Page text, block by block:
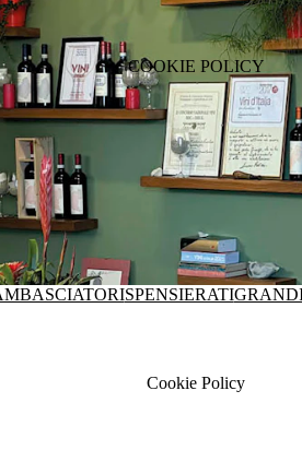
COOKIE POLICY
SPENSIERATI
Cookie Policy